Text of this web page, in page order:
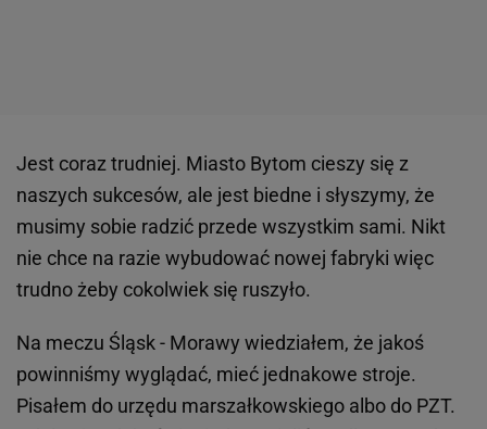
Jest coraz trudniej. Miasto Bytom cieszy się z
naszych sukcesów, ale jest biedne i słyszymy, że
musimy sobie radzić przede wszystkim sami. Nikt
nie chce na razie wybudować nowej fabryki więc
trudno żeby cokolwiek się ruszyło.
Na meczu Śląsk - Morawy wiedziałem, że jakoś
powinniśmy wyglądać, mieć jednakowe stroje.
Pisałem do urzędu marszałkowskiego albo do PZT.